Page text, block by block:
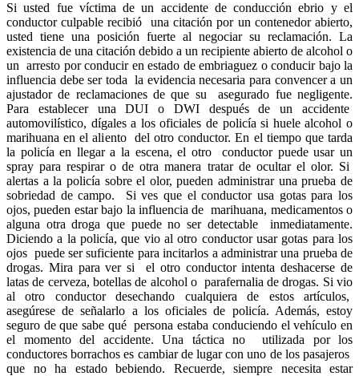
Si usted fue víctima de un accidente de conducción ebrio y el
conductor culpable recibió una citación por un contenedor abierto,
usted tiene una posición fuerte al negociar su reclamación. La
existencia de una citación debido a un recipiente abierto de alcohol o
un arresto por conducir en estado de embriaguez o conducir bajo la
influencia debe ser toda la evidencia necesaria para convencer a un
ajustador de reclamaciones de que su asegurado fue negligente.
Para establecer una DUI o DWI después de un accidente
automovilístico, dígales a los oficiales de policía si huele alcohol o
marihuana en el aliento del otro conductor. En el tiempo que tarda
la policía en llegar a la escena, el otro conductor puede usar un
spray para respirar o de otra manera tratar de ocultar el olor. Si
alertas a la policía sobre el olor, pueden administrar una prueba de
sobriedad de campo. Si ves que el conductor usa gotas para los
ojos, pueden estar bajo la influencia de marihuana, medicamentos o
alguna otra droga que puede no ser detectable inmediatamente.
Diciendo a la policía, que vio al otro conductor usar gotas para los
ojos puede ser suficiente para incitarlos a administrar una prueba de
drogas. Mira para ver si el otro conductor intenta deshacerse de
latas de cerveza, botellas de alcohol o parafernalia de drogas. Si vio
al otro conductor desechando cualquiera de estos artículos,
asegúrese de señalarlo a los oficiales de policía. Además, estoy
seguro de que sabe qué persona estaba conduciendo el vehículo en
el momento del accidente. Una táctica no utilizada por los
conductores borrachos es cambiar de lugar con uno de los pasajeros
que no ha estado bebiendo. Recuerde, siempre necesita estar